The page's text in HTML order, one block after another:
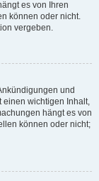
es von Ihren
können oder nicht.
vergeben.
und
einen wichtigen Inhalt,
hängt es von
können oder nicht;